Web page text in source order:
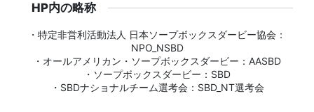
HP内の略称
・特定非営利活動法人 日本ソープボックスダービー協会：
NPO_NSBD
・オールアメリカン・ソープボックスダービー：AASBD
・ソープボックスダービー：SBD
・SBDナショナルチーム選考会：SBD_NT選考会